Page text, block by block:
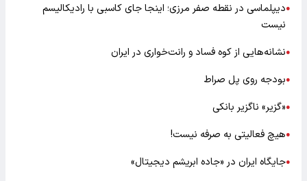
●دیپلماسی در نقطه صفر مرزی؛ اینجا جای کاسبی با رادیکالیسم
نیست
●نشانه‌هایی از کوه فساد و رانت‌خواری در ایران
●بودجه روی پل صراط
●«گزیر» ناگزیر بانکی
●هیچ فعالیتی به صرفه نیست!
●جایگاه ایران در «جاده ابریشم دیجیتال»